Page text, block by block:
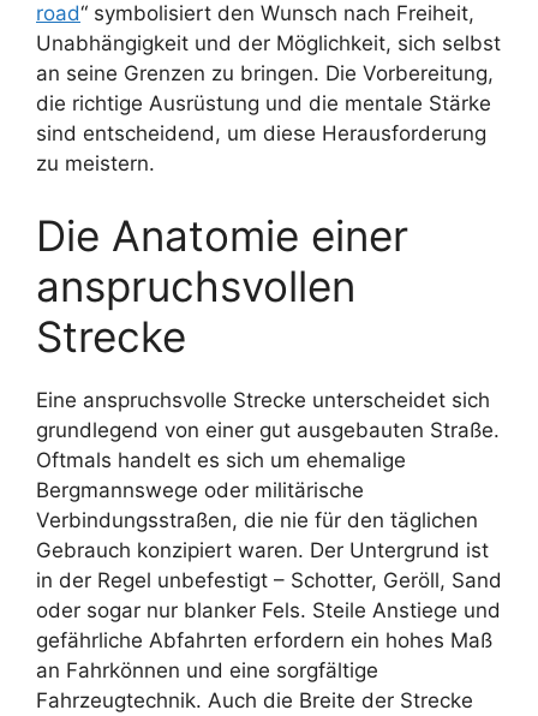
road“ symbolisiert den Wunsch nach Freiheit,
Unabhängigkeit und der Möglichkeit, sich selbst
an seine Grenzen zu bringen. Die Vorbereitung,
die richtige Ausrüstung und die mentale Stärke
sind entscheidend, um diese Herausforderung
zu meistern.
Die Anatomie einer
anspruchsvollen
Strecke
Eine anspruchsvolle Strecke unterscheidet sich
grundlegend von einer gut ausgebauten Straße.
Oftmals handelt es sich um ehemalige
Bergmannswege oder militärische
Verbindungsstraßen, die nie für den täglichen
Gebrauch konzipiert waren. Der Untergrund ist
in der Regel unbefestigt – Schotter, Geröll, Sand
oder sogar nur blanker Fels. Steile Anstiege und
gefährliche Abfahrten erfordern ein hohes Maß
an Fahrkönnen und eine sorgfältige
Fahrzeugtechnik. Auch die Breite der Strecke